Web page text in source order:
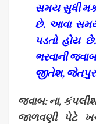
સમય સુધી
છે. આવા સમયે
પડતો હોય
ભરવાની
જીતેશ, જેતપુર
જવાબ: ના,
જાળવણી પેટે